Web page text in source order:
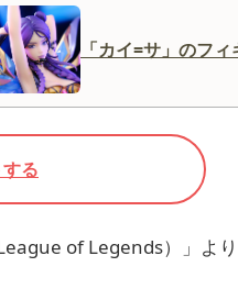
「カイ=サ」のフ
る
of Legends）」よ